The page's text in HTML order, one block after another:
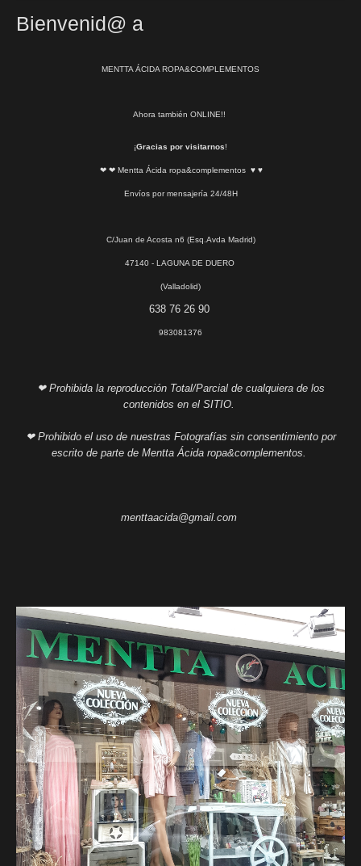
Bienvenid@ a
MENTTA ÁCIDA ROPA&COMPLEMENTOS
Ahora también ONLINE!!
¡Gracias por visitarnos!
❤ ❤ Mentta Ácida ropa&complementos ♥ ♥
Envíos por mensajería 24/48H
C/Juan de Acosta n6 (Esq.Avda Madrid)
47140 - LAGUNA DE DUERO
(Valladolid)
638 76 26 90
983081376
❤ Prohibida la reproducción Total/Parcial de cualquiera de los
contenidos en el SITIO.
❤ Prohibido el uso de nuestras Fotografías sin consentimiento por
escrito de parte de Mentta Ácida ropa&complementos.
menttaacida@gmail.com